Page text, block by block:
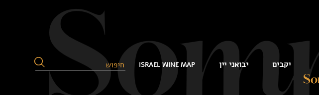
יקבים יבואני יין ISRAEL WINE MAP